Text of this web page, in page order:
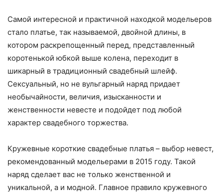
Самой интересной и практичной находкой модельеров
стало платье, так называемой, двойной длины, в
котором раскрепощенный перед, представленный
коротенькой юбкой выше колена, переходит в
шикарный в традиционный свадебный шлейф.
Сексуальный, но не вульгарный наряд придает
необычайности, величия, изысканности и
женственности невесте и подойдет под любой
характер свадебного торжества.
Кружевные короткие свадебные платья – выбор невест,
рекомендованный модельерами в 2015 году. Такой
наряд сделает вас не только женственной и
уникальной, а и модной. Главное правило кружевного